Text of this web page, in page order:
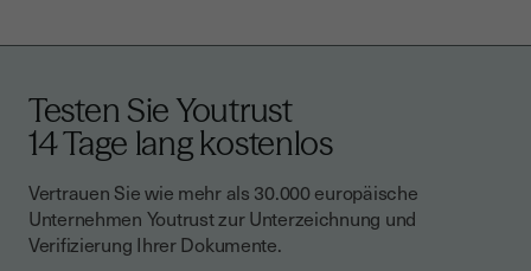
Testen Sie Youtrust
14 Tage lang kostenlos
Vertrauen Sie wie mehr als 30.000 europäische
Unternehmen Youtrust zur Unterzeichnung und
Verifizierung Ihrer Dokumente.